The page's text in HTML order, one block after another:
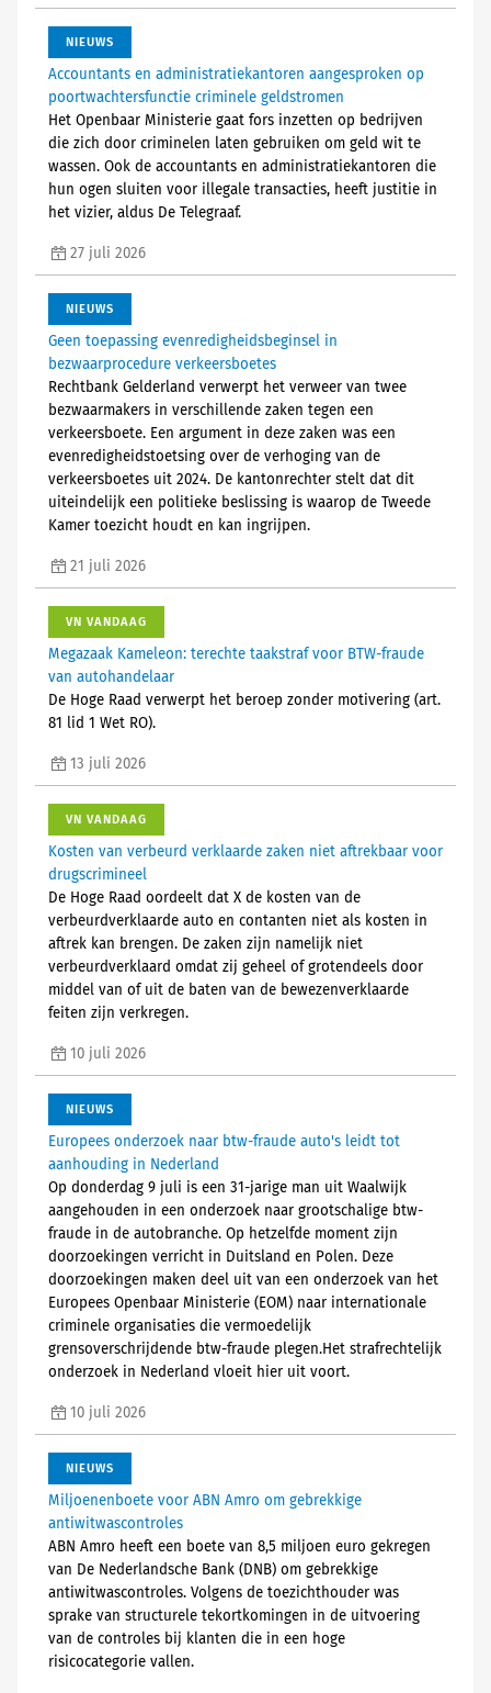
NIEUWS
Accountants en administratiekantoren aangesproken op
poortwachtersfunctie criminele geldstromen
Het Openbaar Ministerie gaat fors inzetten op bedrijven
die zich door criminelen laten gebruiken om geld wit te
wassen. Ook de accountants en administratiekantoren die
hun ogen sluiten voor illegale transacties, heeft justitie in
het vizier, aldus De Telegraaf.
27 juli 2026
NIEUWS
Geen toepassing evenredigheidsbeginsel in
bezwaarprocedure verkeersboetes
Rechtbank Gelderland verwerpt het verweer van twee
bezwaarmakers in verschillende zaken tegen een
verkeersboete. Een argument in deze zaken was een
evenredigheidstoetsing over de verhoging van de
verkeersboetes uit 2024. De kantonrechter stelt dat dit
uiteindelijk een politieke beslissing is waarop de Tweede
Kamer toezicht houdt en kan ingrijpen.
21 juli 2026
VN VANDAAG
Megazaak Kameleon: terechte taakstraf voor BTW-fraude
van autohandelaar
De Hoge Raad verwerpt het beroep zonder motivering (art.
81 lid 1 Wet RO).
13 juli 2026
VN VANDAAG
Kosten van verbeurd verklaarde zaken niet aftrekbaar voor
drugscrimineel
De Hoge Raad oordeelt dat X de kosten van de
verbeurdverklaarde auto en contanten niet als kosten in
aftrek kan brengen. De zaken zijn namelijk niet
verbeurdverklaard omdat zij geheel of grotendeels door
middel van of uit de baten van de bewezenverklaarde
feiten zijn verkregen.
10 juli 2026
NIEUWS
Europees onderzoek naar btw-fraude auto's leidt tot
aanhouding in Nederland
Op donderdag 9 juli is een 31-jarige man uit Waalwijk
aangehouden in een onderzoek naar grootschalige btw-
fraude in de autobranche. Op hetzelfde moment zijn
doorzoekingen verricht in Duitsland en Polen. Deze
doorzoekingen maken deel uit van een onderzoek van het
Europees Openbaar Ministerie (EOM) naar internationale
criminele organisaties die vermoedelijk
grensoverschrijdende btw-fraude plegen.Het strafrechtelijk
onderzoek in Nederland vloeit hier uit voort.
10 juli 2026
NIEUWS
Miljoenenboete voor ABN Amro om gebrekkige
antiwitwascontroles
ABN Amro heeft een boete van 8,5 miljoen euro gekregen
van De Nederlandsche Bank (DNB) om gebrekkige
antiwitwascontroles. Volgens de toezichthouder was
sprake van structurele tekortkomingen in de uitvoering
van de controles bij klanten die in een hoge
risicocategorie vallen.